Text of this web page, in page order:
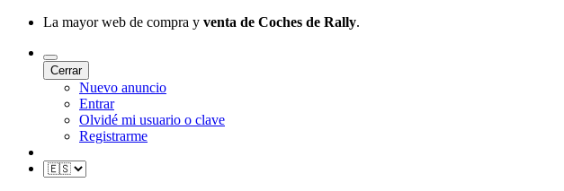
La mayor web de compra y venta de Coches de Rally.
Cerrar
Nuevo anuncio
Entrar
Olvidé mi usuario o clave
Registrarme